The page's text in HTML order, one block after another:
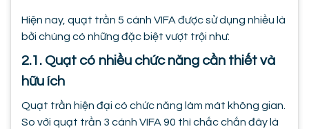
Hiện nay, quạt trần 5 cánh VIFA được sử dụng nhiều là
bởi chúng có những đặc biệt vượt trội như:
2.1. Quạt có nhiều chức năng cần thiết và
hữu ích
Quạt trần hiện đại có chức năng làm mát không gian.
So với quạt trần 3 cánh VIFA 90 thì chắc chắn đây là